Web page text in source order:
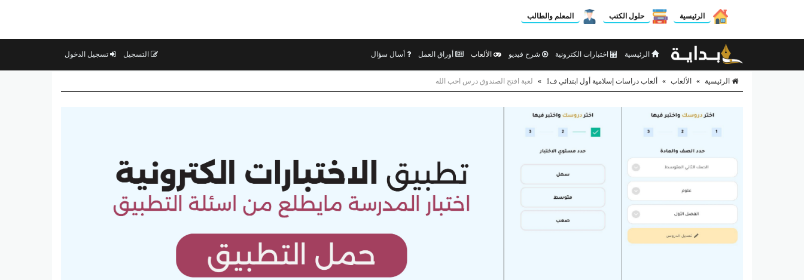
الرئيسية حلول الكتب المعلم والطالب
الرئيسية اختبارات الكترونية شرح فيديو الألعاب أوراق العمل أسال سؤال التسجيل تسجيل الدخول
الرئيسية » الألعاب » ألعاب دراسات إسلامية أول ابتدائي ف1 » لعبة افتح الصندوق درس احب الله